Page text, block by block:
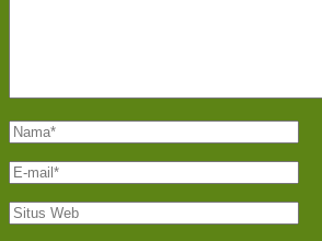
Nama*
E-
mail*
Situs
Web